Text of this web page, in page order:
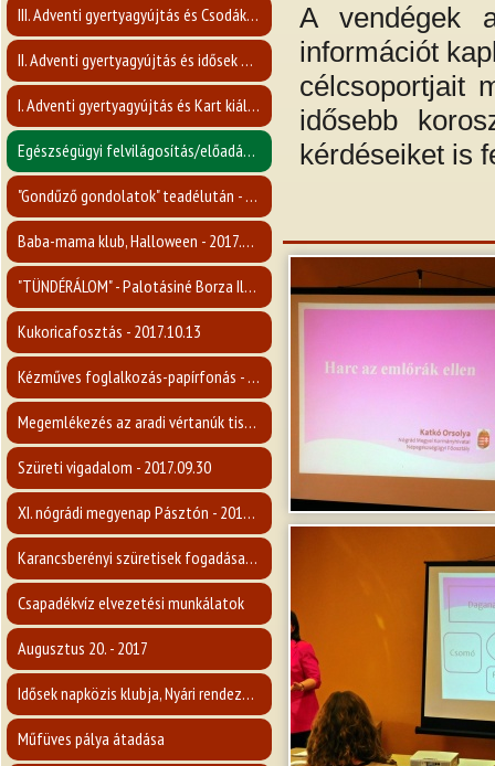
III. Adventi gyertyagyújtás és Csodák Nógrád Megyében c. előadás- 2017.12.17
II. Adventi gyertyagyújtás és idősek napja - 2017.12.10
I. Adventi gyertyagyújtás és Kart kiállítás megnyitója - 2017.12.03
Egészségügyi felvilágosítás/előadás a mellrákról - 2017.11.15.
"Gondűző gondolatok" teadélután - 2017.11.09.
Baba-mama klub, Halloween - 2017.10.31.
"TÜNDÉRÁLOM" - Palotásiné Borza Ilona kiállítása - 2017.10.26.
Kukoricafosztás - 2017.10.13
Kézműves foglalkozás-papírfonás - 2017.10.08.
Megemlékezés az aradi vértanúk tiszteletére - 2017.10.06
Szüreti vigadalom - 2017.09.30
XI. nógrádi megyenap Pásztón - 2017.09.23
Karancsberényi szüretisek fogadása - 2017.09.16
Csapadékvíz elvezetési munkálatok
Augusztus 20. - 2017
Idősek napközis klubja, Nyári rendezvény 2017.
Műfüves pálya átadása
A vendégek
információt
célcsoportjait
idősebb
kérdéseiket is